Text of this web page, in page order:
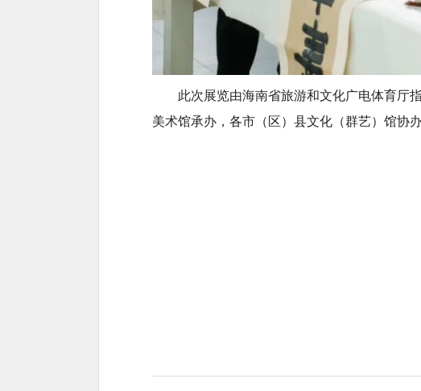
此次展览由海南省旅游和文化广电体育厅
美术馆承办，各市（区）县文化（群艺）馆协办